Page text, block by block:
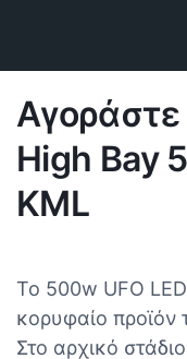
High Bay
KML
Το 500w UFO
κορυφαίο προϊόν
Στο αρχικό